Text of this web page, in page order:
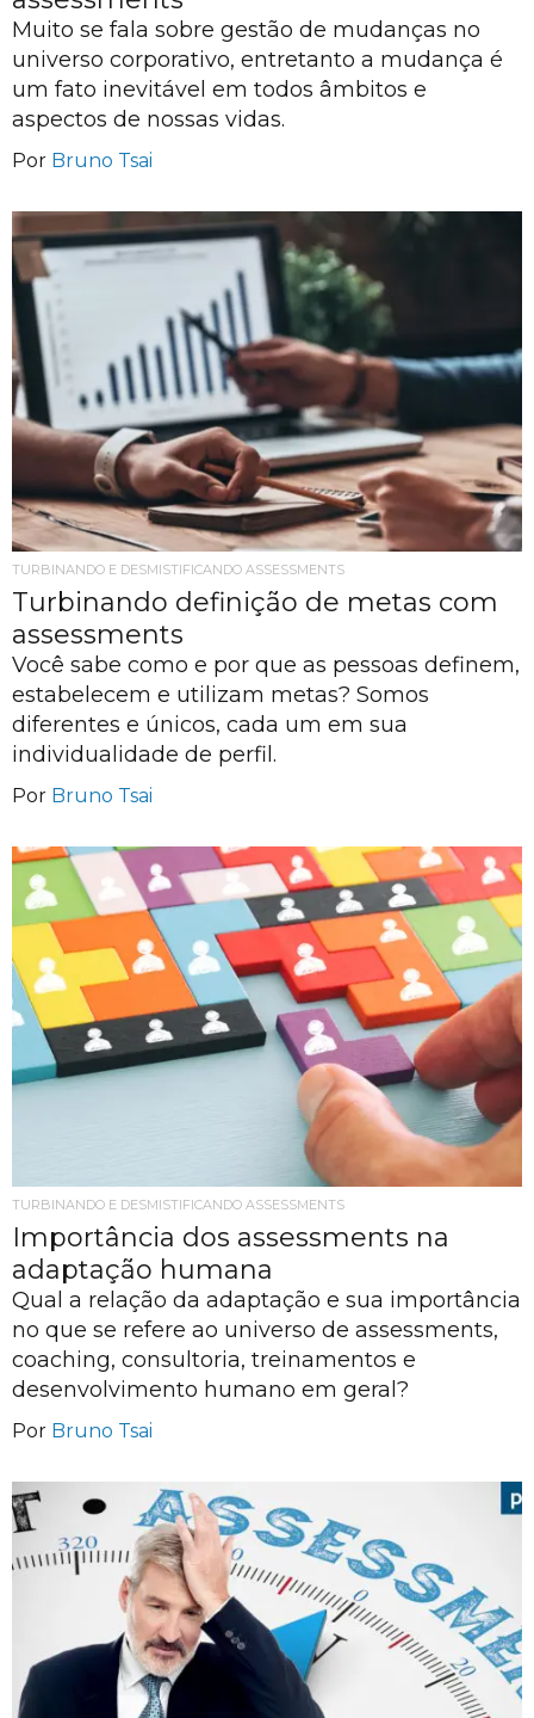
Muito se fala sobre gestão de mudanças no
universo corporativo, entretanto a mudança é
um fato inevitável em todos âmbitos e
aspectos de nossas vidas.
Por Bruno Tsai
TURBINANDO E DESMISTIFICANDO ASSESSMENTS
Turbinando definição de metas com
assessments
Você sabe como e por que as pessoas definem,
estabelecem e utilizam metas? Somos
diferentes e únicos, cada um em sua
individualidade de perfil.
Por Bruno Tsai
TURBINANDO E DESMISTIFICANDO ASSESSMENTS
Importância dos assessments na
adaptação humana
Qual a relação da adaptação e sua importância
no que se refere ao universo de assessments,
coaching, consultoria, treinamentos e
desenvolvimento humano em geral?
Por Bruno Tsai